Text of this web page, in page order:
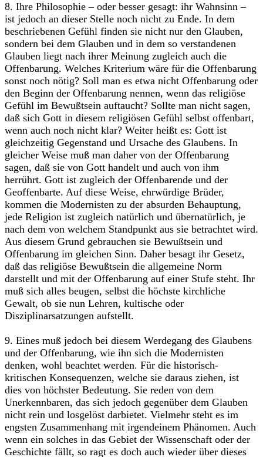
8. Ihre Philosophie – oder besser gesagt: ihr Wahnsinn –
ist jedoch an dieser Stelle noch nicht zu Ende. In dem
beschriebenen Gefühl finden sie nicht nur den Glauben,
sondern bei dem Glauben und in dem so verstandenen
Glauben liegt nach ihrer Meinung zugleich auch die
Offenbarung. Welches Kriterium wäre für die Offenbarung
sonst noch nötig? Soll man es etwa nicht Offenbarung oder
den Beginn der Offenbarung nennen, wenn das religiöse
Gefühl im Bewußtsein auftaucht? Sollte man nicht sagen,
daß sich Gott in diesem religiösen Gefühl selbst offenbart,
wenn auch noch nicht klar? Weiter heißt es: Gott ist
gleichzeitig Gegenstand und Ursache des Glaubens. In
gleicher Weise muß man daher von der Offenbarung
sagen, daß sie von Gott handelt und auch von ihm
herrührt. Gott ist zugleich der Offenbarende und der
Geoffenbarte. Auf diese Weise, ehrwürdige Brüder,
kommen die Modernisten zu der absurden Behauptung,
jede Religion ist zugleich natürlich und übernatürlich, je
nach dem von welchem Standpunkt aus sie betrachtet wird.
Aus diesem Grund gebrauchen sie Bewußtsein und
Offenbarung im gleichen Sinn. Daher besagt ihr Gesetz,
daß das religiöse Bewußtsein die allgemeine Norm
darstellt und mit der Offenbarung auf einer Stufe steht. Ihr
muß sich alles beugen, selbst die höchste kirchliche
Gewalt, ob sie nun Lehren, kultische oder
Disziplinarsatzungen aufstellt.
9. Eines muß jedoch bei diesem Werdegang des Glaubens
und der Offenbarung, wie ihn sich die Modernisten
denken, wohl beachtet werden. Für die historisch-
kritischen Konsequenzen, welche sie daraus ziehen, ist
dies von höchster Bedeutung. Sie reden von dem
Unerkennbaren, das sich jedoch gegenüber dem Glauben
nicht rein und losgelöst darbietet. Vielmehr steht es im
engsten Zusammenhang mit irgendeinem Phänomen. Auch
wenn ein solches in das Gebiet der Wissenschaft oder der
Geschichte fällt, so ragt es doch auch wieder über dieses